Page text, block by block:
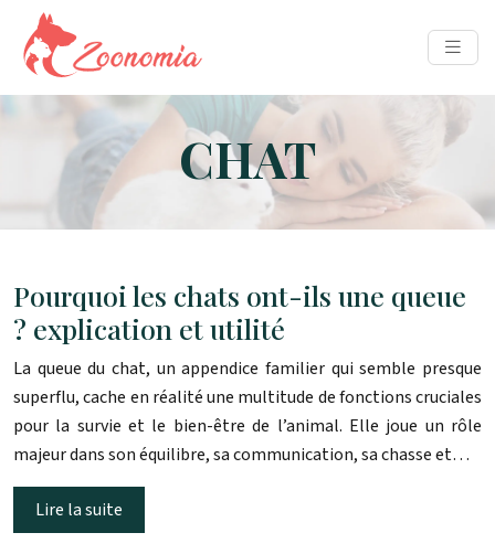
CHAT
Pourquoi les chats ont-ils une queue
? explication et utilité
La queue du chat, un appendice familier qui semble presque
superflu, cache en réalité une multitude de fonctions cruciales
pour la survie et le bien-être de l’animal. Elle joue un rôle
majeur dans son équilibre, sa communication, sa chasse et…
Lire la suite